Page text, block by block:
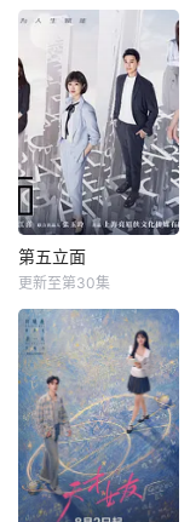
第五立面
更新至第30集